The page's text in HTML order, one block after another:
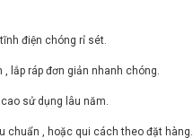
điện chóng rỉ sét.
lắp ráp đơn giản nhanh chóng.
sử dụng lâu năm.
chuẩn , hoặc qui cách theo đặt hàng.